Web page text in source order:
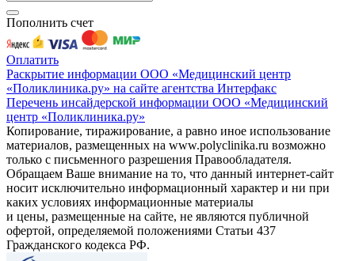
Пополнить счет
Оплатить
Раскрытие информации ООО «Медицинский центр
«Поликлиника.ру» на сайте агентства Интерфакс
Перечень инсайдерской информации ООО «Медицинский
центр «Поликлиника.ру»
Копирование, тиражирование, а равно иное использование
материалов, размещенных на www.polyclinika.ru возможно
только с письменного разрешения Правообладателя.
Обращаем Ваше внимание на то, что данный интернет-сайт
носит исключительно информационный характер и ни при
каких условиях информационные материалы
и цены, размещенные на сайте, не являются публичной
офертой, определяемой положениями Статьи 437
Гражданского кодекса РФ.